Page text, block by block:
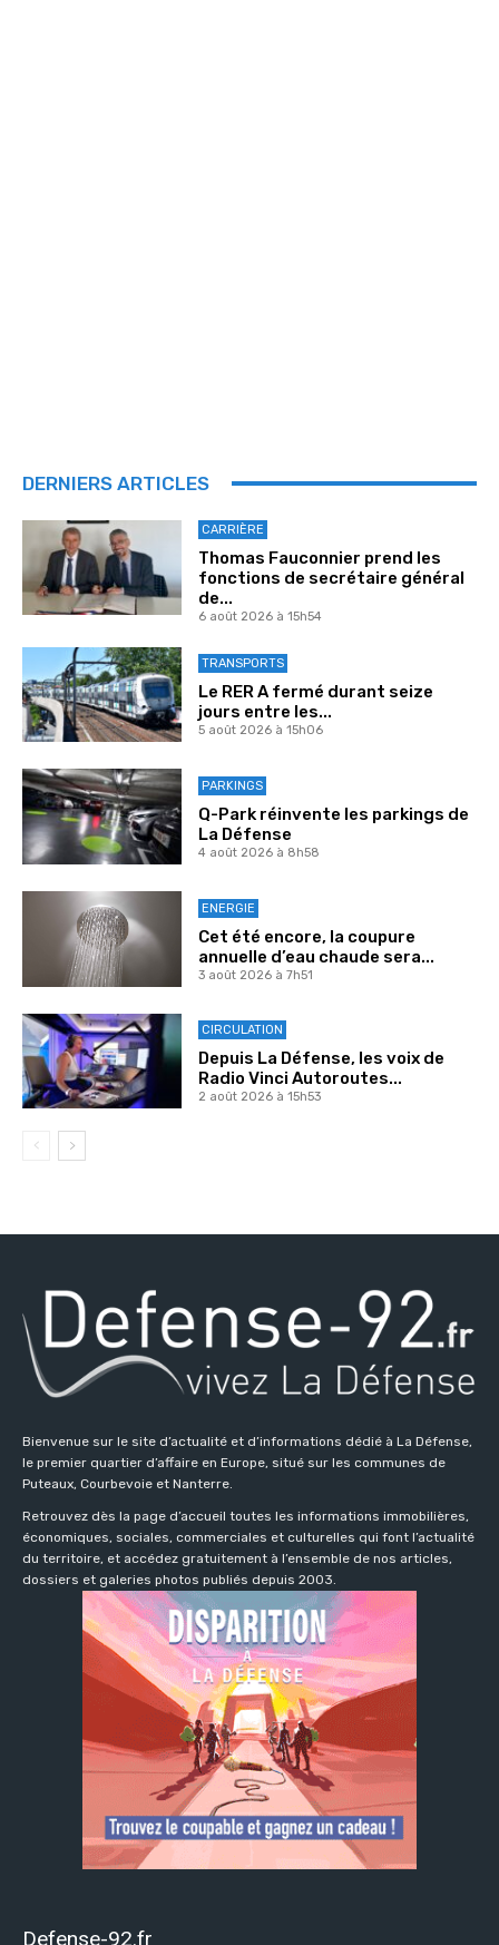
DERNIERS ARTICLES
CARRIÈRE
Thomas Fauconnier prend les
fonctions de secrétaire général
de...
6 août 2026 à 15h54
TRANSPORTS
Le RER A fermé durant seize
jours entre les...
5 août 2026 à 15h06
PARKINGS
Q-Park réinvente les parkings de
La Défense
4 août 2026 à 8h58
ENERGIE
Cet été encore, la coupure
annuelle d’eau chaude sera...
3 août 2026 à 7h51
CIRCULATION
Depuis La Défense, les voix de
Radio Vinci Autoroutes...
2 août 2026 à 15h53
Bienvenue sur le site d’actualité et d’informations dédié à La Défense,
le premier quartier d’affaire en Europe, situé sur les communes de
Puteaux, Courbevoie et Nanterre.
Retrouvez dès la page d’accueil toutes les informations immobilières,
économiques, sociales, commerciales et culturelles qui font l’actualité
du territoire, et accédez gratuitement à l’ensemble de nos articles,
dossiers et galeries photos publiés depuis 2003.
Defense-92.fr